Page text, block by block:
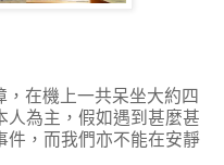
，在機上一共呆坐大約四
人為主，假如遇到甚麼甚
件，而我們亦不能在安靜